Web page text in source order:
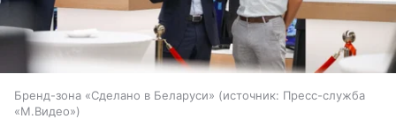
Бренд-зона «Сделано в Беларуси» источник: Пресс-служба
«М.Видео»